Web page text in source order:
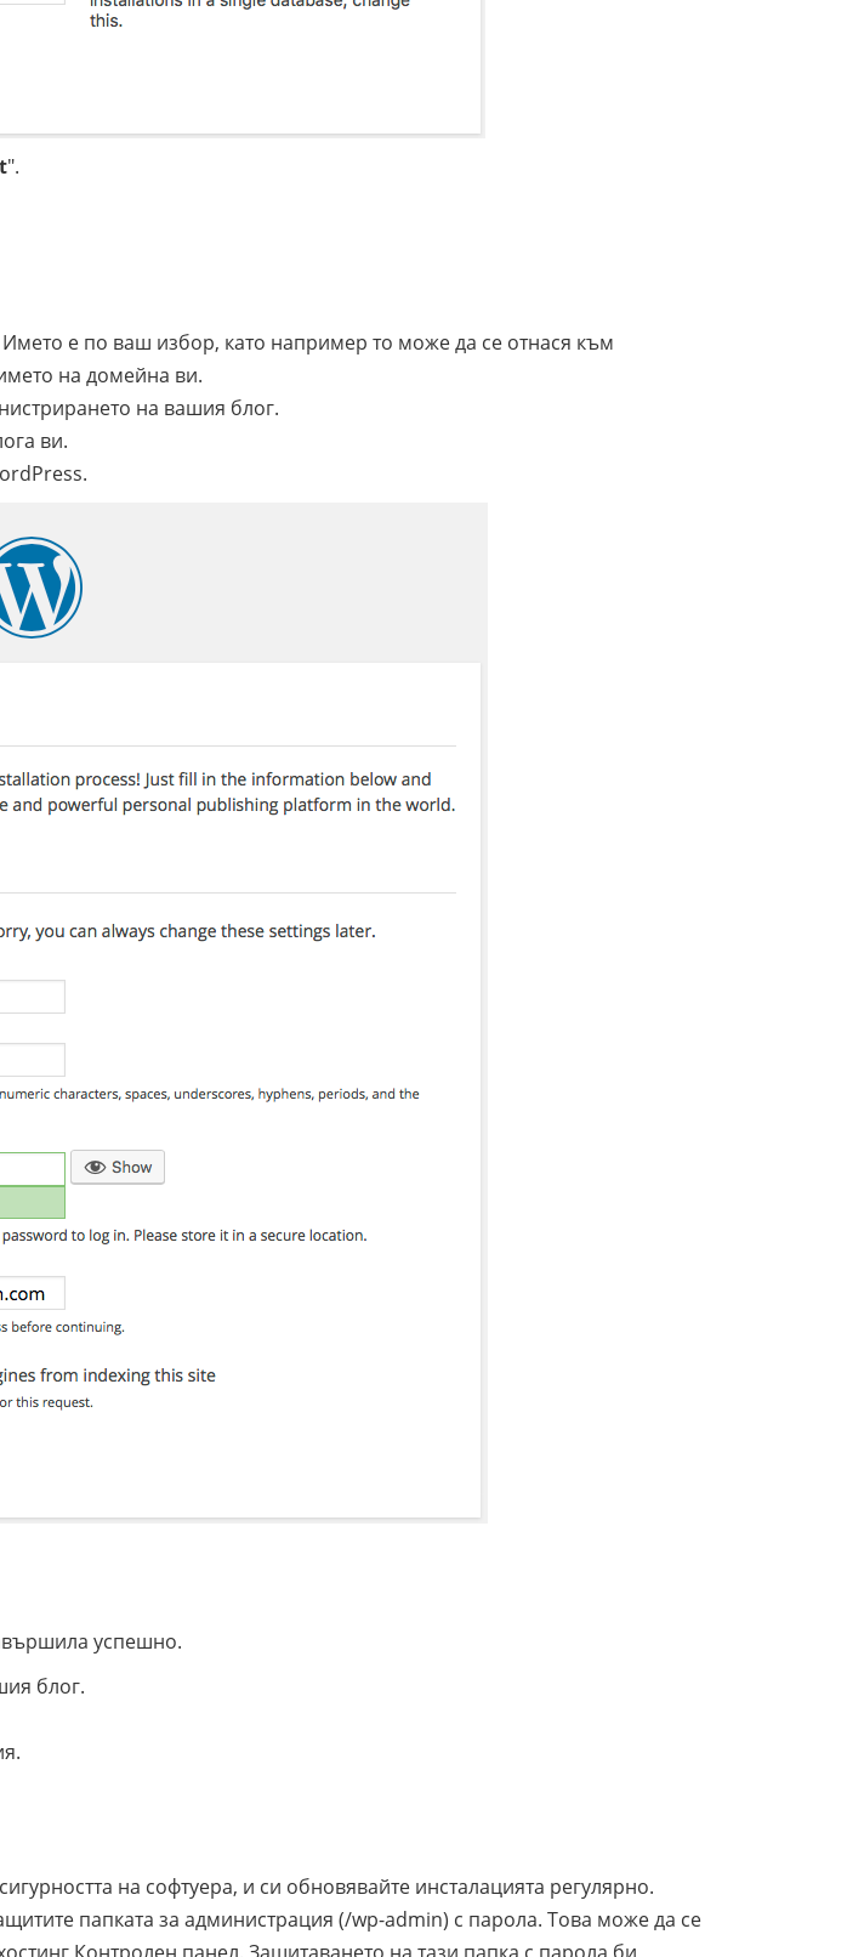
".
е по ваш избор, като например то може да се отнася към
на домейна ви.
на вашия блог.
ви.
успешно.
блог.
на софтуера, и си обновявайте инсталацията регулярно.
папката за администрация (/wp-admin) с парола. Това може да се